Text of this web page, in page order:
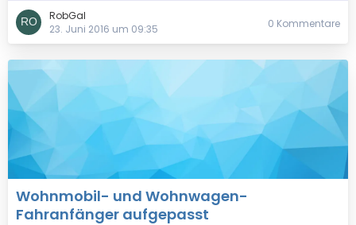
RobGal
23. Juni 2016 um 09:35
0 Kommentare
Wohnmobil- und Wohnwagen-
Fahranfänger aufgepasst